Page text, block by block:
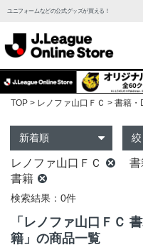
ユニフォームなどの公式グッズが買える！
TOP レノファ山口ＦＣ 書籍・
レノファ山口ＦＣ
書
書籍
検索結果：0件
「レノファ山口ＦＣ
籍」の商品一覧